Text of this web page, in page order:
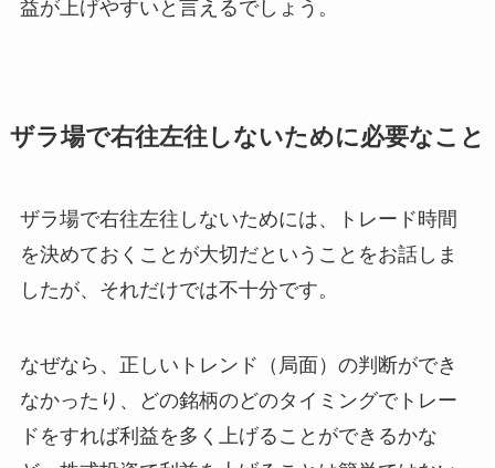
益が上げやすいと言えるでしょう。
ザラ場で右往左往しないために必要なこと
ザラ場で右往左往しないためには、トレード時間
を決めておくことが大切だということをお話しま
したが、それだけでは不十分です。
なぜなら、正しいトレンド（局面）の判断ができ
なかったり、どの銘柄のどのタイミングでトレー
ドをすれば利益を多く上げることができるかな